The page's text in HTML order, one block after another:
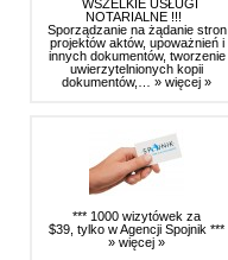
WSZELKIE USŁUGI
NOTARIALNE !!!
Sporządzanie na żądanie stron
projektów aktów, upoważnień i
innych dokumentów, tworzenie
uwierzytelnionych kopii
dokumentów,… » więcej »
*** 1000 wizytówek za
$39, tylko w Agencji Spojnik ***
» więcej »